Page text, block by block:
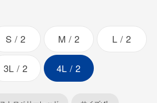
S 2 M 2 L 2
3L 2 4L 2